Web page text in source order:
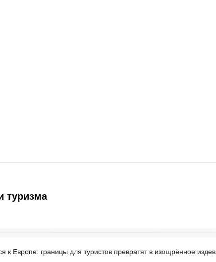
туризма
к Европе: границы для туристов превратят в изощрённое